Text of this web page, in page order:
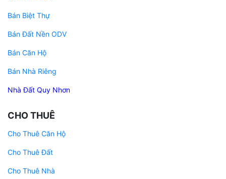
Bán Biệt Thự
Bán Đất Nền ODV
Bán Căn Hộ
Bán Nhà Riêng
Nhà Đất Quy Nhơn
CHO THUÊ
Cho Thuê Căn Hộ
Cho Thuê Đất
Cho Thuê Nhà